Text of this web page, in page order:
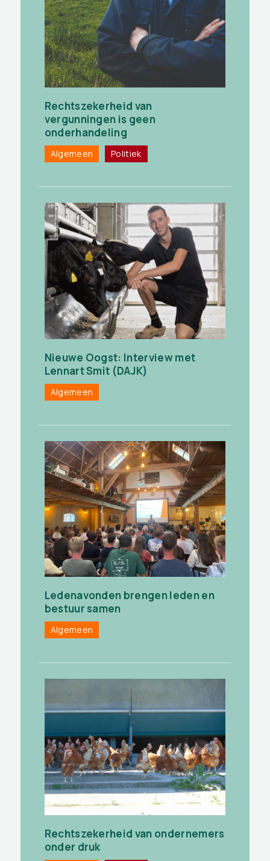
Rechtszekerheid van
vergunningen is geen
onderhandeling
Algemeen Politiek
Nieuwe Oogst: Interview met
Lennart Smit (DAJK)
Algemeen
Ledenavonden brengen leden en
bestuur samen
Algemeen
Rechtszekerheid van ondernemers
onder druk